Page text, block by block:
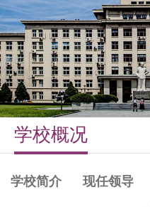
学校概况
学校简介 现任领导